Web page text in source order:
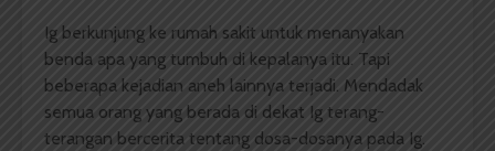
Ig berkunjung ke rumah sakit untuk menanyakan
benda apa yang tumbuh di kepalanya itu. Tapi
beberapa kejadian aneh lainnya terjadi. Mendadak
semua orang yang berada di dekat Ig terang-
terangan bercerita tentang dosa-dosanya pada Ig.